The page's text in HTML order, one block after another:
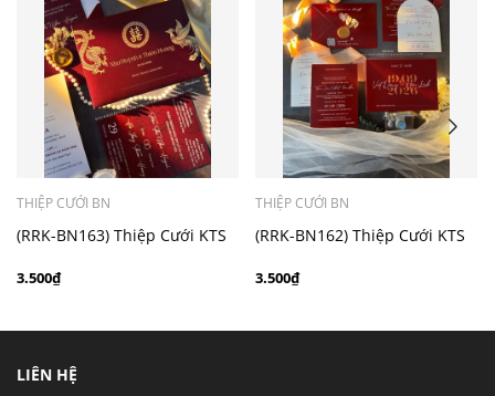
- Mẫu dưới 3000 giá chưa bao gồm bản đồ, quý khách
có nhu cầu in bản đồ sẽ có mức phí 300 - 500 đồng 1
thiệp tuỳ chất liệu.
THIỆP CƯỚI BN
(RRK-BN163) Thiệp Cưới KTS
3.500₫
THIỆP CƯỚI BN
(RRK-BN162) Thiệp Cưới KTS
3.500₫
LIÊN HỆ